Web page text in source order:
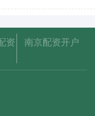
资
南京配资开户